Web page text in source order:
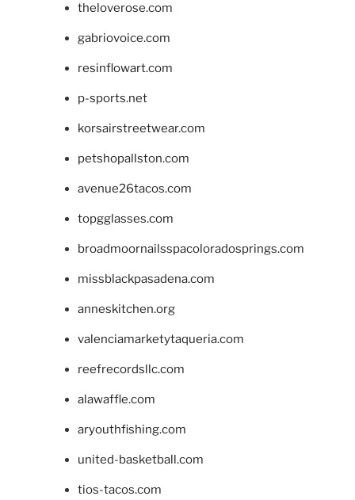
theloverose.com
gabriovoice.com
resinflowart.com
p-sports.net
korsairstreetwear.com
petshopallston.com
avenue26tacos.com
topgglasses.com
broadmoornailsspacoloradosprings.com
missblackpasadena.com
anneskitchen.org
valenciamarketytaqueria.com
reefrecordsllc.com
alawaffle.com
aryouthfishing.com
united-basketball.com
tios-tacos.com